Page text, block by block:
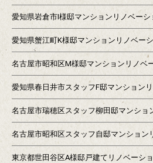
愛知県岩倉市I様邸マンションリノベーシ
愛知県蟹江町K様邸マンションリノベー
名古屋市昭和区M様邸マンションリノベ
愛知県春日井市スタッフF邸マンション
名古屋市瑞穂区スタッフ柳田邸マンショ
名古屋市昭和区スタッフ自邸マンション
東京都世田谷区A様邸戸建てリノベーシ